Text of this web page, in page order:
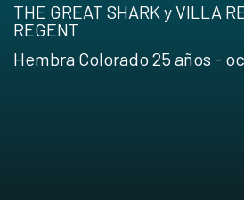
THE GREAT SHARK y VILLA
REGENT
Hembra Colorado 25 años -